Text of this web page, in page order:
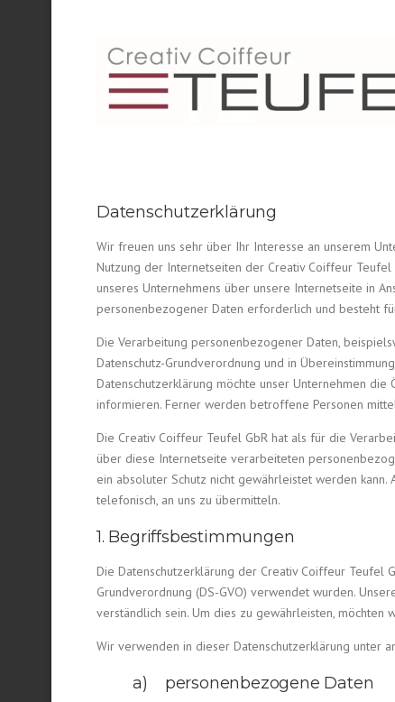
Datenschutzerklärung
Wir freuen uns sehr über Ihr Interesse an unserem
Nutzung der Internetseiten der Creativ Coiffeur
unseres Unternehmens über unsere Internetseite in
personenbezogener Daten erforderlich und besteht
Die Verarbeitung personenbezogener Daten,
Datenschutz-Grundverordnung und in
Datenschutzerklärung möchte unser Unternehmen
informieren. Ferner werden betroffene Personen
Die Creativ Coiffeur Teufel GbR hat als für die
über diese Internetseite verarbeiteten
ein absoluter Schutz nicht gewährleistet werden
telefonisch, an uns zu übermitteln.
1. Begriffsbestimmungen
Die Datenschutzerklärung der Creativ Coiffeur Teufel
Grundverordnung (DS-GVO) verwendet wurden.
verständlich sein. Um dies zu gewährleisten,
Wir verwenden in dieser Datenschutzerklärung unter
a) personenbezogene Daten